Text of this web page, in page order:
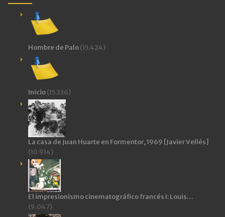
Hombre de Palo(15.424)
Inicio(15.336)
La casa de Juan Huarte en Formentor, 1969 [Javier Vellés]
(10.914)
El impresionismo cinematográfico francés I: Louis…
(9.047)